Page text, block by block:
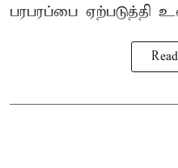
பரபரப்பை ஏற்படுத்தி